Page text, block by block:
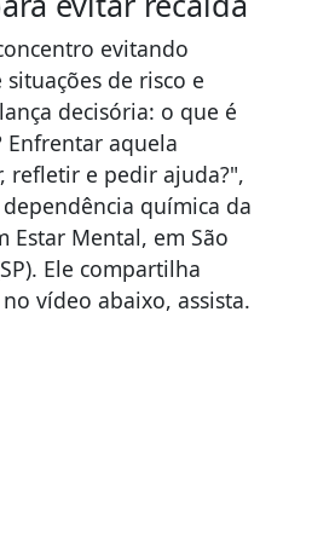
evitando
de risco e
decisória: o que é
aquela
refletir e pedir ajuda?",
química da
Estar Mental, em São
Ele compartilha
vídeo abaixo, assista.